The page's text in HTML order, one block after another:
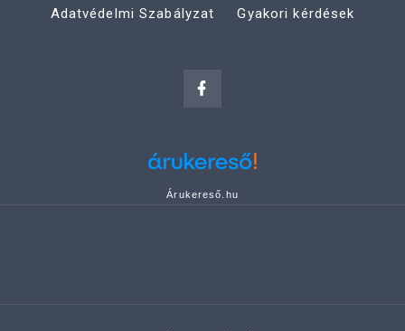
Adatvédelmi Szabályzat
Gyakori kérdések
Árukereső.hu